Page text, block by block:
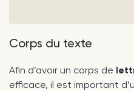
Corps du texte
Afin d’avoir un corps de
efficace, il est important